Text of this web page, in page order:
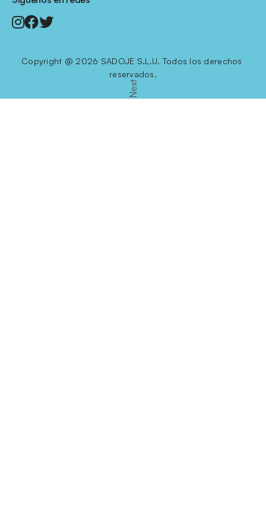
Next
Copyright @ 2026 SADOJE S.L.U. Todos los derechos
reservados.